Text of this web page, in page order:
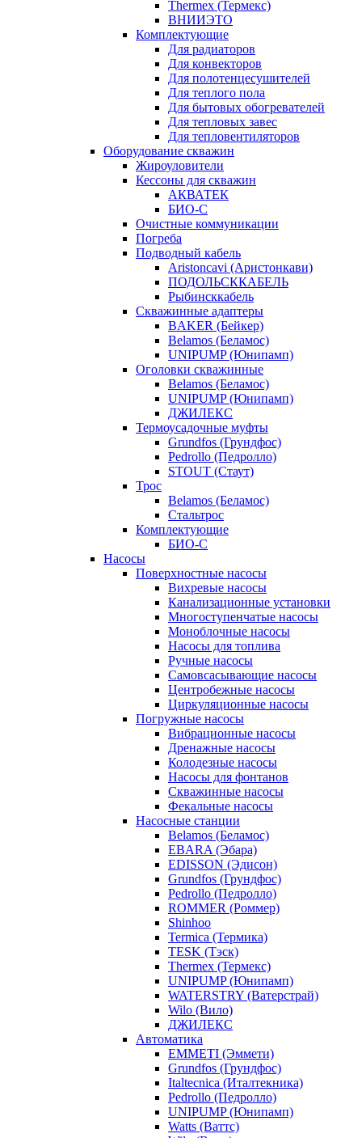
Thermex (Термекс)
ВНИИЭТО
Комплектующие
Для радиаторов
Для конвекторов
Для полотенцесушителей
Для теплого пола
Для бытовых обогревателей
Для тепловых завес
Для тепловентиляторов
Оборудование скважин
Жироуловители
Кессоны для скважин
АКВАТЕК
БИО-С
Очистные коммуникации
Погреба
Подводный кабель
Aristoncavi (Аристонкави)
ПОДОЛЬСККАБЕЛЬ
Рыбинсккабель
Скважинные адаптеры
BAKER (Бейкер)
Belamos (Беламос)
UNIPUMP (Юнипамп)
Оголовки скважинные
Belamos (Беламос)
UNIPUMP (Юнипамп)
ДЖИЛЕКС
Термоусадочные муфты
Grundfos (Грундфос)
Pedrollo (Педролло)
STOUT (Стаут)
Трос
Belamos (Беламос)
Стальтрос
Комплектующие
БИО-С
Насосы
Поверхностные насосы
Вихревые насосы
Канализационные установки
Многоступенчатые насосы
Моноблочные насосы
Насосы для топлива
Ручные насосы
Самовсасывающие насосы
Центробежные насосы
Циркуляционные насосы
Погружные насосы
Вибрационные насосы
Дренажные насосы
Колодезные насосы
Насосы для фонтанов
Скважинные насосы
Фекальные насосы
Насосные станции
Belamos (Беламос)
EBARA (Эбара)
EDISSON (Эдисон)
Grundfos (Грундфос)
Pedrollo (Педролло)
ROMMER (Роммер)
Shinhoo
Termica (Термика)
TESK (Тэск)
Thermex (Термекс)
UNIPUMP (Юнипамп)
WATERSTRY (Ватерстрай)
Wilo (Вило)
ДЖИЛЕКС
Автоматика
EMMETI (Эммети)
Grundfos (Грундфос)
Italtecnica (Италтекника)
Pedrollo (Педролло)
UNIPUMP (Юнипамп)
Watts (Ваттс)